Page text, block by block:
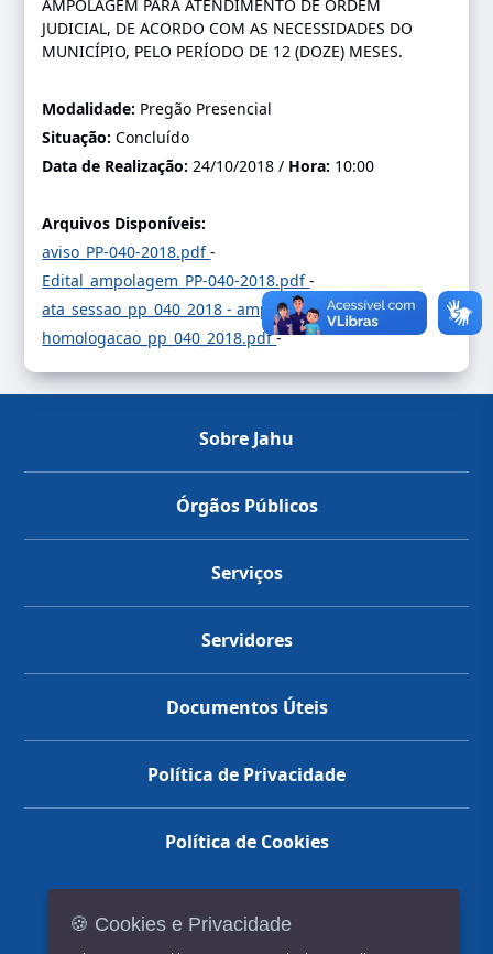
AMPOLAGEM PARA ATENDIMENTO DE ORDEM
JUDICIAL, DE ACORDO COM AS NECESSIDADES DO
MUNICÍPIO, PELO PERÍODO DE 12 (DOZE) MESES.
Modalidade: Pregão Presencial
Situação:Concluído
Data de Realização:24/10/2018 / Hora: 10:00
Arquivos Disponíveis:
aviso_PP-040-2018.pdf-
Edital_ampolagem_PP-040-2018.pdf-
ata_sessao_pp_040_2018 - ampolagem.PDF-
homologacao_pp_040_2018.pdf-
Sobre Jahu
Órgãos Públicos
Serviços
Servidores
Documentos Úteis
Política de Privacidade
Política de Cookies
🍪 Cookies e Privacidade